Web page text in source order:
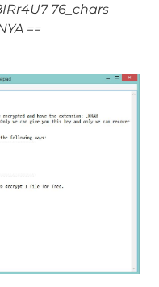
76_chars
==